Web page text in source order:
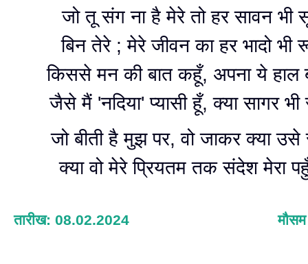
जो तू संग ना है मेरे तो हर सावन भी
बिन तेरे ; मेरे जीवन का हर भादो भी
किससे मन की बात कहूँ, अपना ये हाल
जैसे मैं 'नदिया' प्यासी हूँ, क्या सागर
जो बीती है मुझ पर, वो जाकर क्या उसे
क्या वो मेरे प्रियतम तक संदेश मेरा
तारीख: 08.02.2024